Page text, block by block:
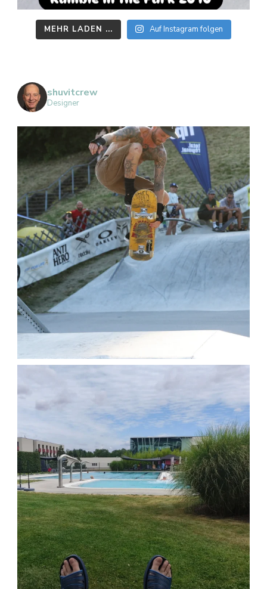
MEHR LADEN ... Auf Instagram folgen
shuvitcrew
Designer